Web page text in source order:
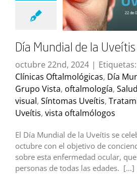
Día Mundial de la Uveítis
octubre 22nd, 2024 | Etiquetas:
Clínicas Oftalmológicas, Día
Grupo Vista, oftalmología,
visual, Síntomas Uveítis,
Uveítis, vista oftalmólogos
El Día Mundial de la Uveítis se
octubre con el objetivo de
sobre esta enfermedad ocular,
personas de todas las edades. […]